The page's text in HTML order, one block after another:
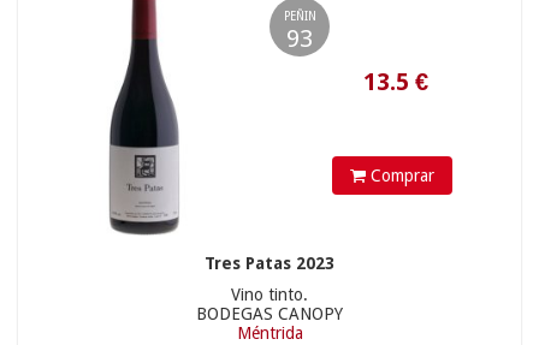
PEÑIN
93
Comprar
Tres Patas 2023
Vino tinto.
BODEGAS CANOPY
Méntrida
54.9